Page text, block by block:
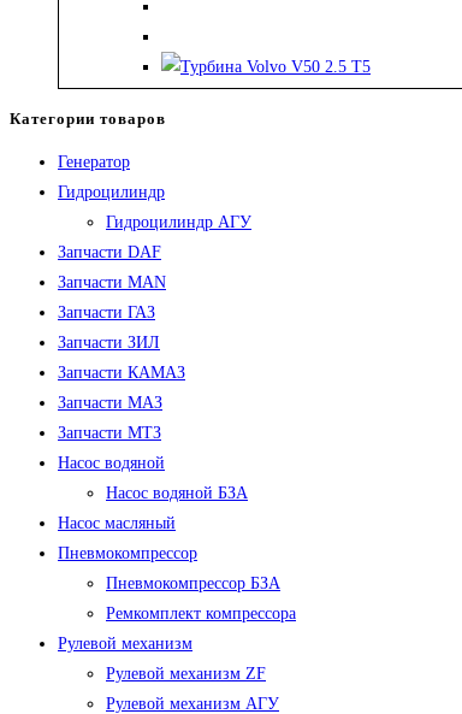
Категории товаров
Генератор
Гидроцилиндр
Гидроцилиндр АГУ
Запчасти DAF
Запчасти MAN
Запчасти ГАЗ
Запчасти ЗИЛ
Запчасти КАМАЗ
Запчасти МАЗ
Запчасти МТЗ
Насос водяной
Насос водяной БЗА
Насос масляный
Пневмокомпрессор
Пневмокомпрессор БЗА
Ремкомплект компрессора
Рулевой механизм
Рулевой механизм ZF
Рулевой механизм АГУ